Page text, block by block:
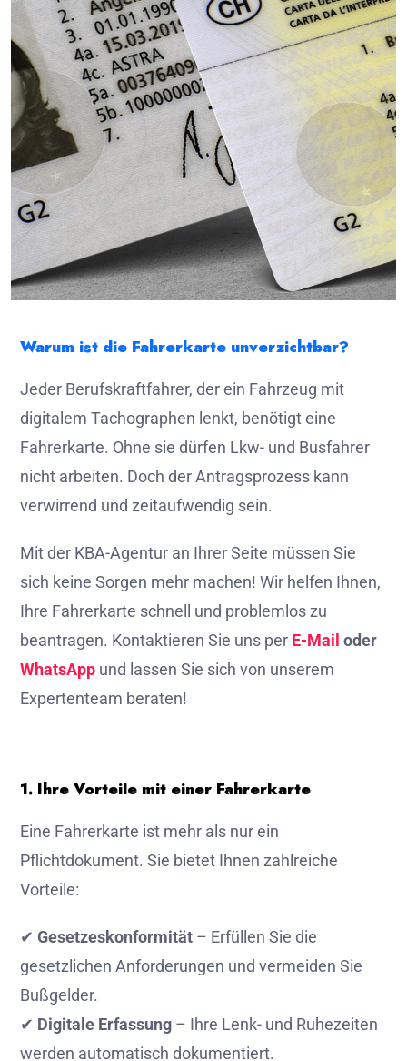
Warum ist die Fahrerkarte unverzichtbar?
Jeder Berufskraftfahrer, der ein Fahrzeug mit
digitalem Tachographen lenkt, benötigt eine
Fahrerkarte. Ohne sie dürfen Lkw- und Busfahrer
nicht arbeiten. Doch der Antragsprozess kann
verwirrend und zeitaufwendig sein.
Mit der KBA-Agentur an Ihrer Seite müssen Sie
sich keine Sorgen mehr machen! Wir helfen Ihnen,
Ihre Fahrerkarte schnell und problemlos zu
beantragen. Kontaktieren Sie uns per E-Mail oder
WhatsApp und lassen Sie sich von unserem
Expertenteam beraten!
1. Ihre Vorteile mit einer Fahrerkarte
Eine Fahrerkarte ist mehr als nur ein
Pflichtdokument. Sie bietet Ihnen zahlreiche
Vorteile:
✔ Gesetzeskonformität – Erfüllen Sie die
gesetzlichen Anforderungen und vermeiden Sie
Bußgelder.
✔ Digitale Erfassung – Ihre Lenk- und Ruhezeiten
werden automatisch dokumentiert.